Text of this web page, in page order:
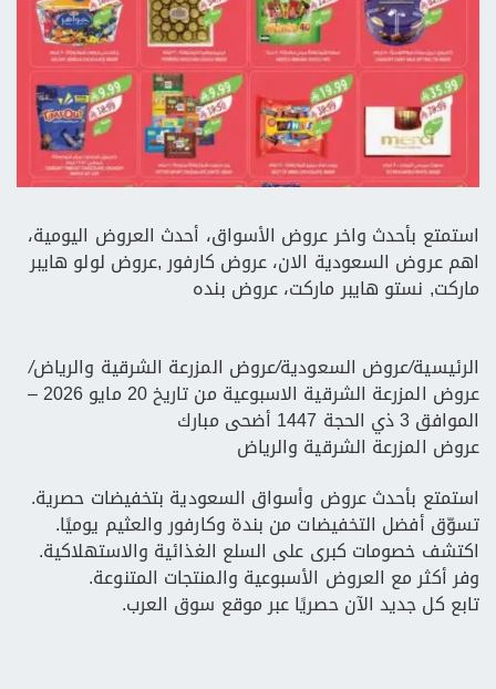
استمتع بأحدث واخر عروض الأسواق، أحدث العروض اليومية،
اهم عروض السعودية الان، عروض كارفور ,عروض لولو هايبر
ماركت, نستو هايبر ماركت، عروض بنده
الرئيسية/عروض السعودية/عروض المزرعة الشرقية والرياض/
عروض المزرعة الشرقية الاسبوعية من تاريخ 20 مايو 2026 –
الموافق 3 ذي الحجة 1447 أضحى مبارك
عروض المزرعة الشرقية والرياض
استمتع بأحدث عروض وأسواق السعودية بتخفيضات حصرية.
تسوّق أفضل التخفيضات من بندة وكارفور والعثيم يوميًا.
اكتشف خصومات كبرى على السلع الغذائية والاستهلاكية.
وفر أكثر مع العروض الأسبوعية والمنتجات المتنوعة.
تابع كل جديد الآن حصريًا عبر موقع سوق العرب.